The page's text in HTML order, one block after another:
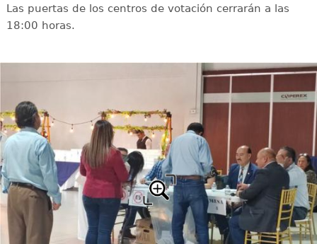
Las puertas de los centros de votación cerrarán a las
18:00 horas.